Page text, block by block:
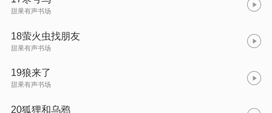
甜果有声书场
18萤火虫找朋友
甜果有声书场
19狼来了
甜果有声书场
20狐狸和乌鸦